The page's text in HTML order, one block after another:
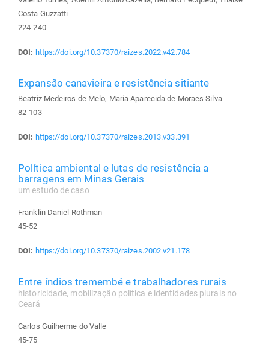
Costa Guzzatti
224-240
DOI: https://doi.org/10.37370/raizes.2022.v42.784
Expansão canavieira e resistência sitiante
Beatriz Medeiros de Melo, Maria Aparecida de Moraes Silva
82-103
DOI: https://doi.org/10.37370/raizes.2013.v33.391
Política ambiental e lutas de resistência a
barragens em Minas Gerais
um estudo de caso
Franklin Daniel Rothman
45-52
DOI: https://doi.org/10.37370/raizes.2002.v21.178
Entre índios tremembé e trabalhadores rurais
historicidade, mobilização política e identidades plurais no
Ceará
Carlos Guilherme do Valle
45-75